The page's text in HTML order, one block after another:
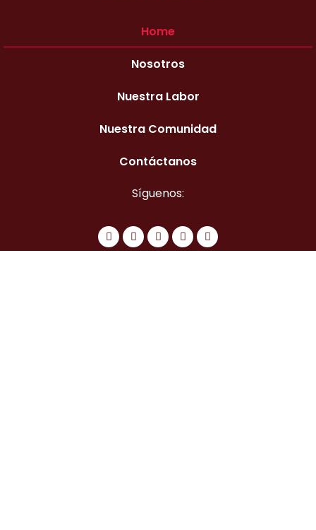
Home
Nosotros
Nuestra Labor
Nuestra Comunidad
Contáctanos
Síguenos: